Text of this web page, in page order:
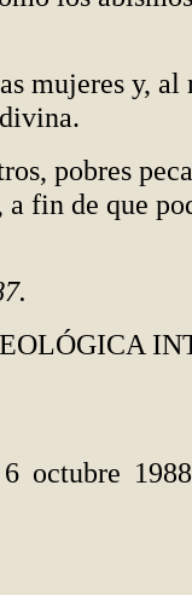
mujeres y,
pobres
a fin de que
6 octubre